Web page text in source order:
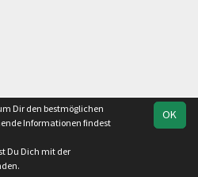
OK
Dir den bestmöglichen
Informationen findest
Du Dich mit der